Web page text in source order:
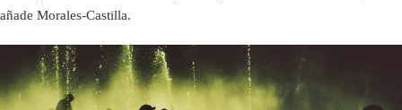
añade Morales-Castilla.